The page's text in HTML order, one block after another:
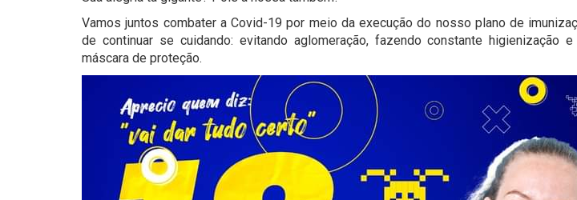
Vamos juntos combater a Covid-19 por meio da execução do nosso plano de
de continuar se cuidando: evitando aglomeração, fazendo constante higienização
máscara de proteção.